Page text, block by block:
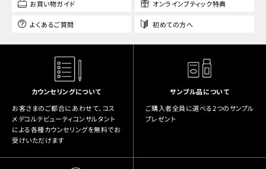
お買い物ガイド オンラインブティック特典
よくあるご質問 初めての方へ
カウンセリングについて
お客さまのご都合にあわせて、コス
メデコルテビューティコンサルタント
による各種カウンセリングを無料でお
受けいただけます
サンプル品について
ご購入者全員に選べる2つのサンプル
プレゼント